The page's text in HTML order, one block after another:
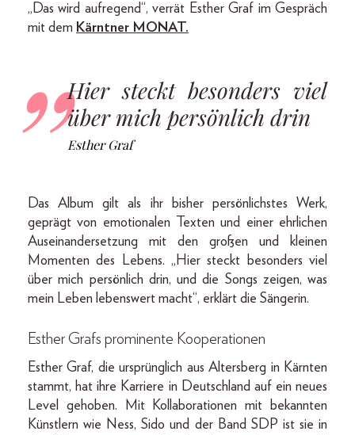
„Das wird aufregend“, verrät Esther Graf im Gespräch
mit dem Kärntner MONAT.
Hier steckt besonders viel
über mich persönlich drin
Esther Graf
Das Album gilt als ihr bisher persönlichstes Werk,
geprägt von emotionalen Texten und einer ehrlichen
Auseinandersetzung mit den großen und kleinen
Momenten des Lebens. „Hier steckt besonders viel
über mich persönlich drin, und die Songs zeigen, was
mein Leben lebenswert macht“, erklärt die Sängerin.
Esther Grafs prominente Kooperationen
Esther Graf, die ursprünglich aus Altersberg in Kärnten
stammt, hat ihre Karriere in Deutschland auf ein neues
Level gehoben. Mit Kollaborationen mit bekannten
Künstlern wie Ness, Sido und der Band SDP ist sie in